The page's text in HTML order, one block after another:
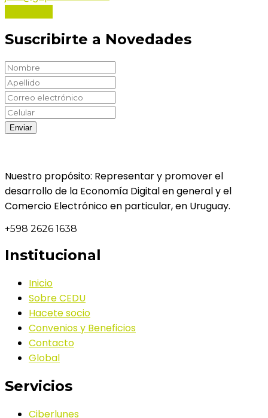
Suscribirte a Novedades
Nuestro propósito: Representar y promover el
desarrollo de la Economía Digital en general y el
Comercio Electrónico en particular, en Uruguay.
+598 2626 1638
Institucional
Inicio
Sobre CEDU
Hacete socio
Convenios y Beneficios
Contacto
Global
Servicios
Ciberlunes